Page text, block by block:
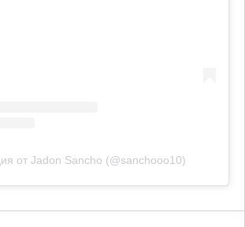
от Jadon Sancho (@sanchooo10)